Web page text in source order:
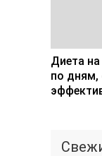
Диета
по дням,